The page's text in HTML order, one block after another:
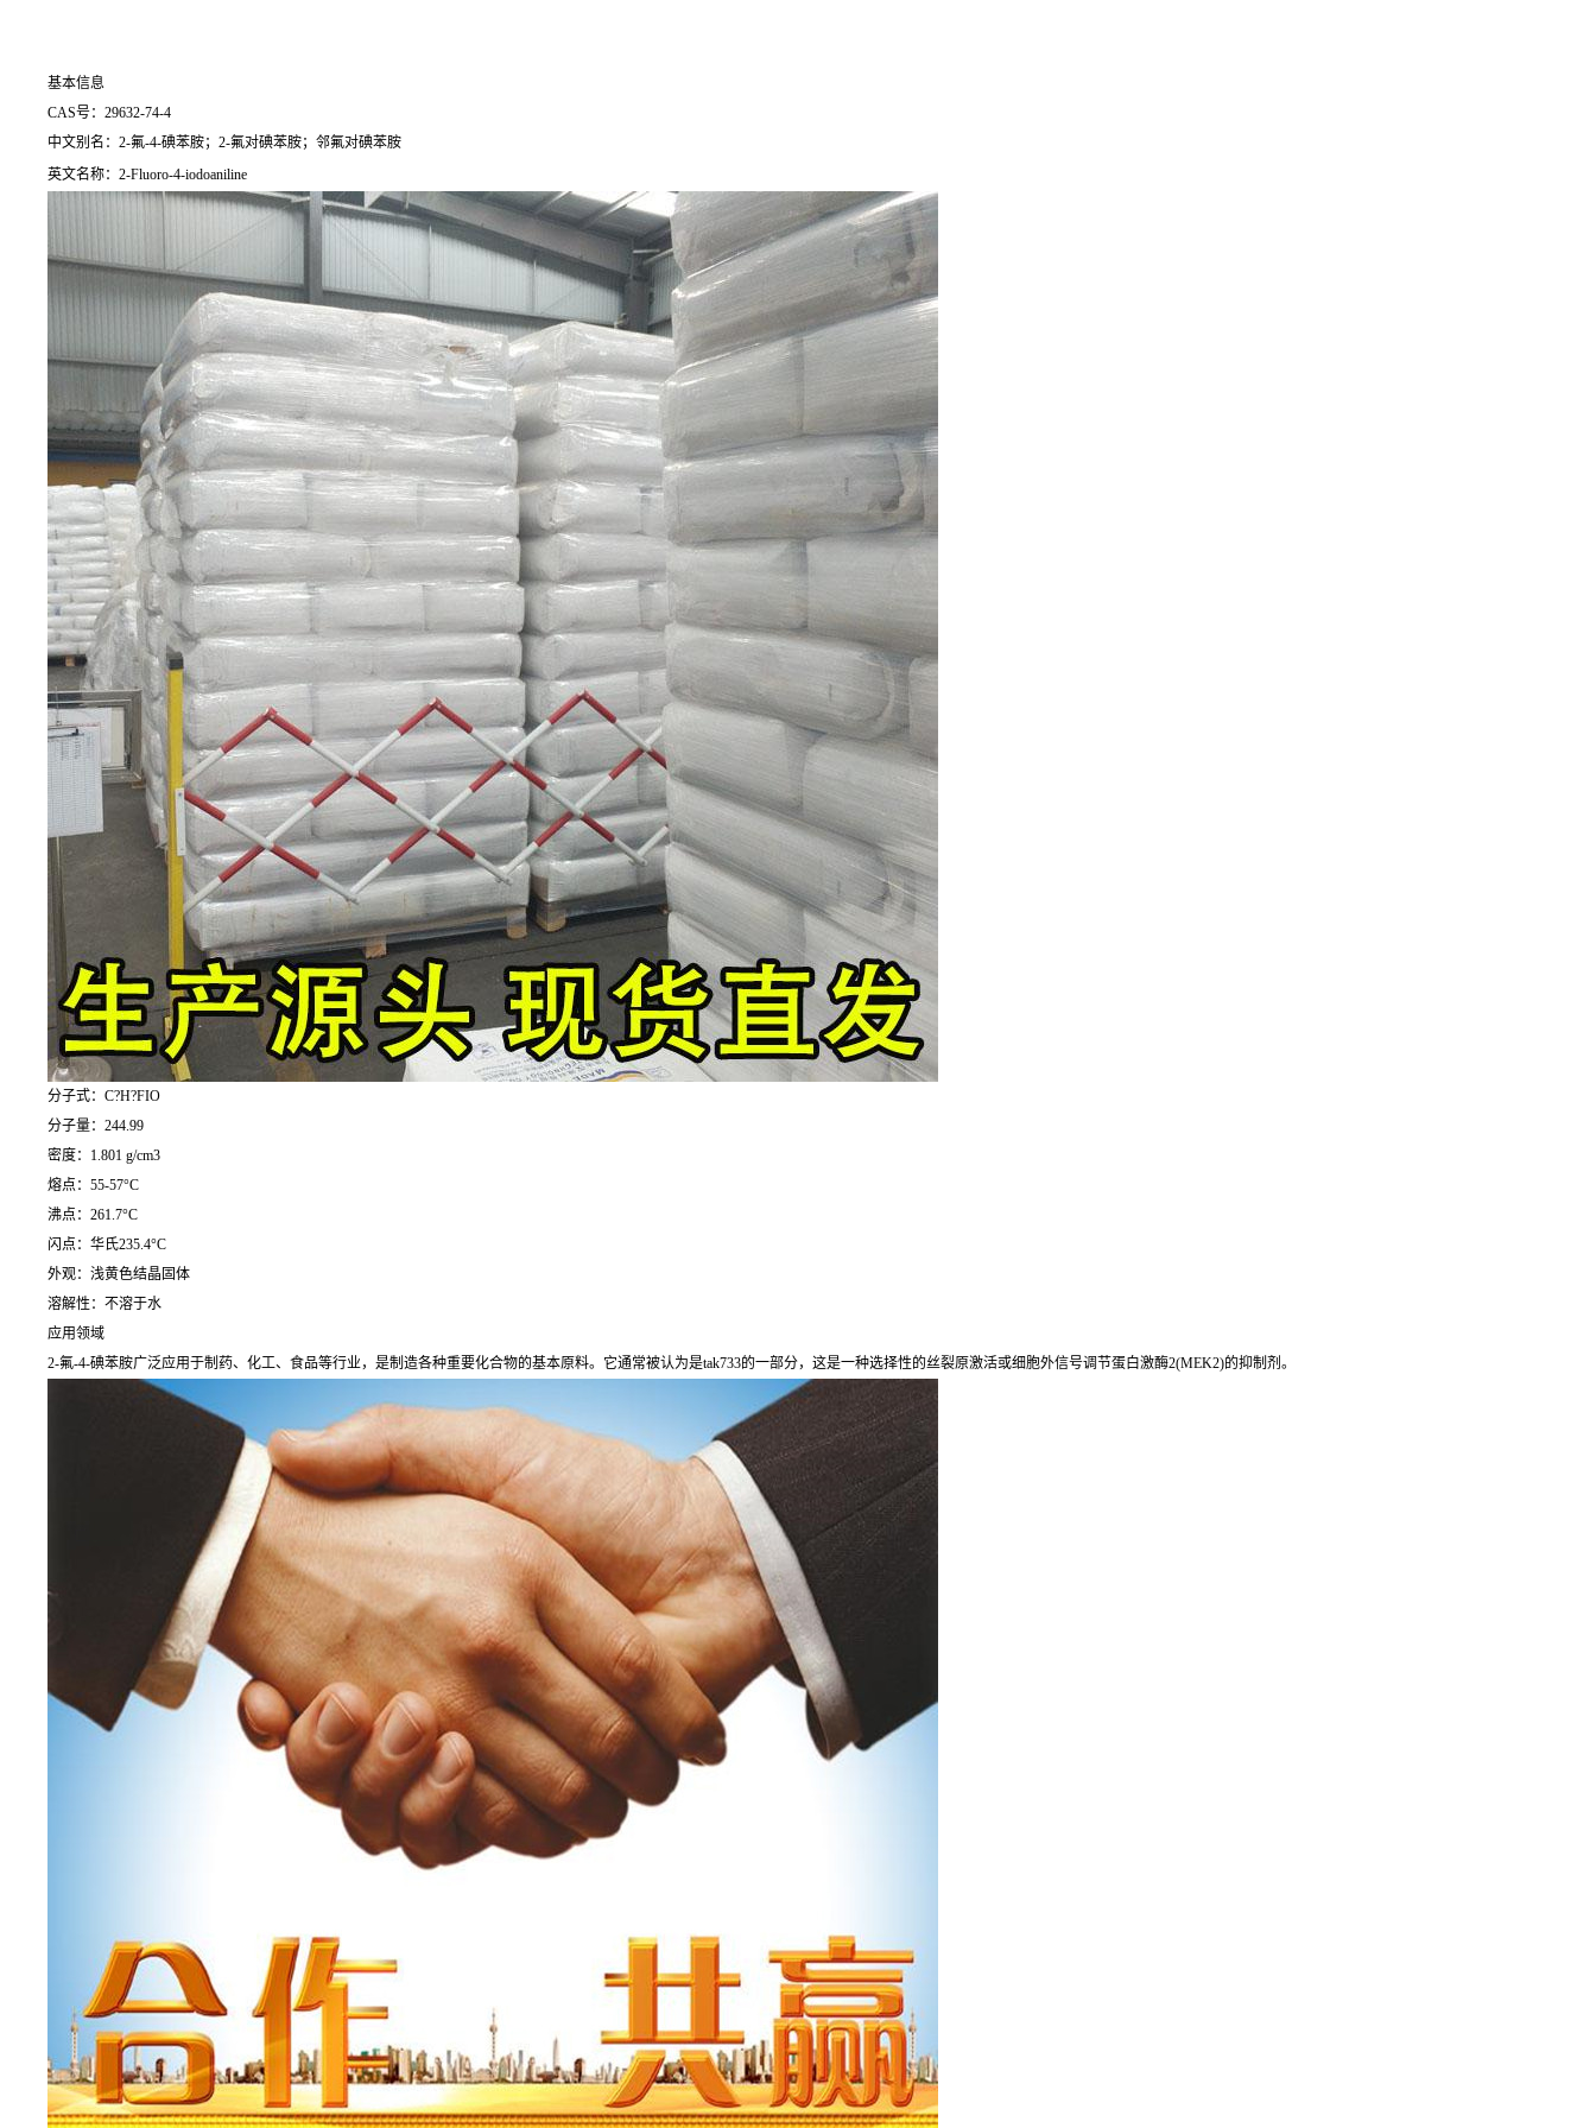
基本信息
CAS号：29632-74-4
中文别名：2-氟-4-碘苯胺；2-氟对碘苯胺；邻氟对碘苯胺
英文名称：2-Fluoro-4-iodoaniline
分子式：C?H?FIO
分子量：244.99
密度：1.801 g/cm3
熔点：55-57°C
沸点：261.7°C
闪点：华氏235.4°C
外观：浅黄色结晶固体
溶解性：不溶于水
应用领域
2-氟-4-碘苯胺广泛应用于制药、化工、食品等行业，是制造各种重要化合物的基本原料。它通常被认为是tak733的一部分，这是一种选择性的丝裂原激活或细胞外信号调节蛋白激酶2(MEK2)的抑制剂。